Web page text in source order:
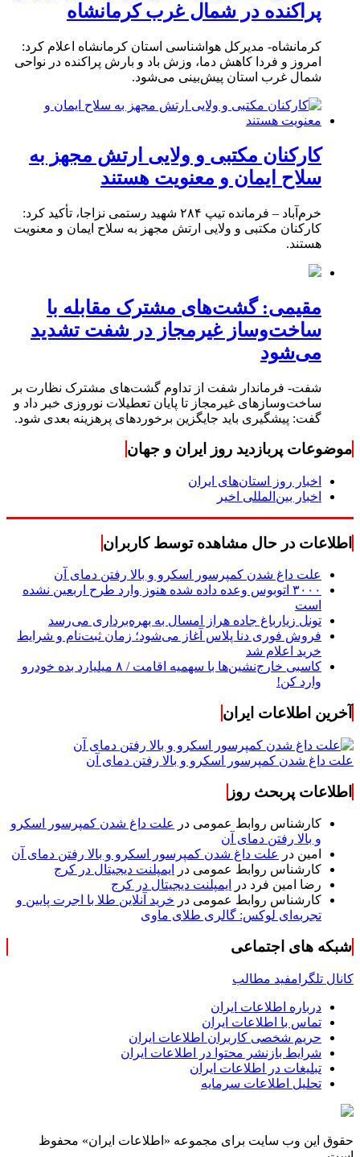
پراکنده در شمال غرب کرمانشاه
کرمانشاه- مدیرکل هواشناسی استان کرمانشاه اعلام کرد:
امروز و فردا کاهش دما، وزش باد و بارش پراکنده در نواحی
شمال غرب استان پیش‌بینی می‌شود.
کارکنان مکتبی و ولایی ارتش مجهز به
سلاح ایمان و معنویت هستند
خرم‌آباد – فرمانده تیپ ۲۸۴ شهید رستمی نزاجا، تأکید کرد:
کارکنان مکتبی و ولایی ارتش مجهز به سلاح ایمان و معنویت
هستند.
مقیمی: گشت‌های مشترک مقابله با
ساخت‌وساز غیرمجاز در شفت تشدید
می‌شود
شفت- فرماندار شفت از تداوم گشت‌های مشترک نظارت بر
ساخت‌وسازهای غیرمجاز تا پایان تعطیلات نوروزی خبر داد و
گفت: پیشگیری باید جایگزین برخوردهای پرهزینه بعدی شود.
موضوعات پربازدید روز ایران و جهان
اخبار روز استان‌های ایران
اخبار بین‌المللی اخیر
اطلاعات در حال مشاهده توسط کاربران
علت داغ شدن کمپرسور اسکرو و بالا رفتن دمای آن
۳۰۰۰ اتوبوس وعده داده شده هنوز وارد طرح اربعین نشده
است
تونل زیارباغ جاده هراز امسال به بهره‌برداری می‌رسد
فروش فوری دنا پلاس آغاز می‌شود؛ زمان ثبت‌نام و شرایط
خرید اعلام شد
کاسبی خارج‌نشین‌ها با سهمیه اقامت / ۸ میلیارد بده خودرو
وارد کن!
آخرین اطلاعات ایران
علت داغ شدن کمپرسور اسکرو و بالا رفتن دمای آن
اطلاعات پربحث روز
کارشناس روابط عمومی در
علت داغ شدن کمپرسور اسکرو
و بالا رفتن دمای آن
امین در
علت داغ شدن کمپرسور اسکرو و بالا رفتن دمای آن
کارشناس روابط عمومی در
ایمپلنت دیجیتال در کرج
رضا امین فرد در
ایمپلنت دیجیتال در کرج
کارشناس روابط عمومی در خرید آنلاین طلا با اجرت پایین و
تجربه‌ای لوکس: گالری طلای ماوی
شبکه های اجتماعی
کانال تلگرامفید مطالب
درباره اطلاعات ایران
تماس با اطلاعات ایران
حریم شخصی کاربران اطلاعات ایران
شرایط بازنشر محتوا در اطلاعات ایران
تبلیغات در اطلاعات ایران
تحلیل اطلاعات سرمایه
حقوق این وب سایت برای مجموعه «اطلاعات‌ ایران» محفوظ